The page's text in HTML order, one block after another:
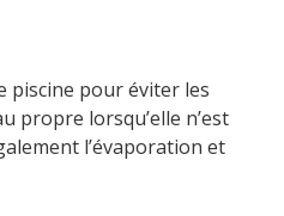
piscine pour éviter les
propre lorsqu’elle n’est
l’évaporation et